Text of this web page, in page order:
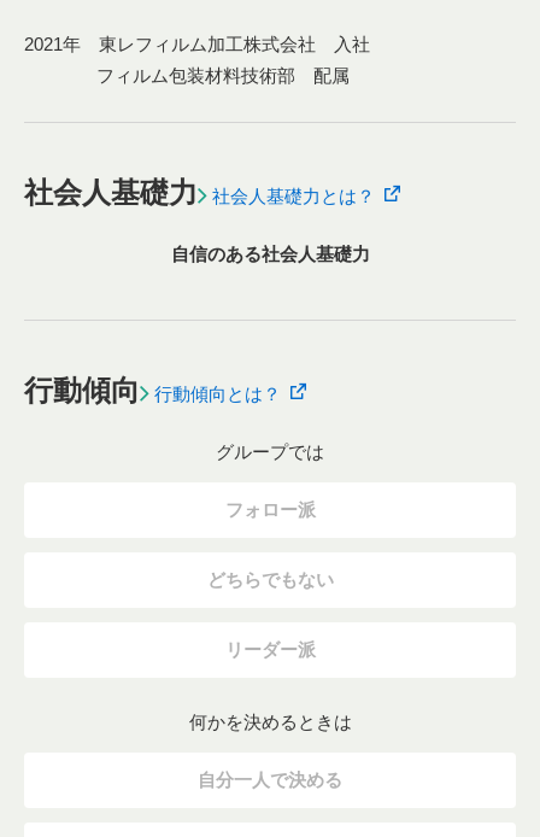
2021年 東レフィルム加工株式会社 入社
フィルム包装材料技術部 配属
社会人基礎力 社会人基礎力とは？
自信のある社会人基礎力
行動傾向 行動傾向とは？
グループでは
フォロー派
どちらでもない
リーダー派
何かを決めるときは
自分一人で決める